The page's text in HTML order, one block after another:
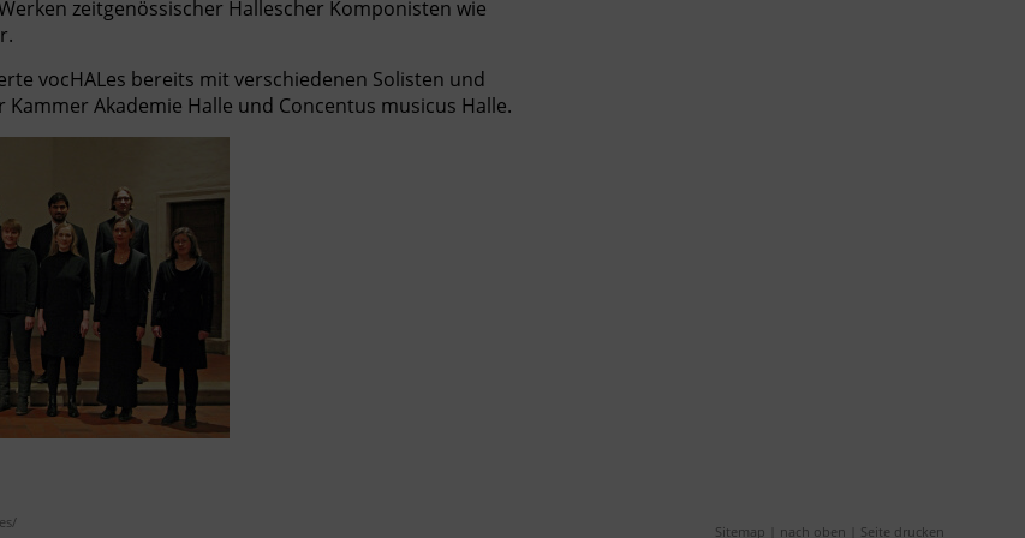
zeitgenössischer Hallescher Komponisten wie
vocHALes bereits mit verschiedenen Solisten und
Akademie Halle und Concentus musicus Halle.
Sitemap nach oben Seite drucken